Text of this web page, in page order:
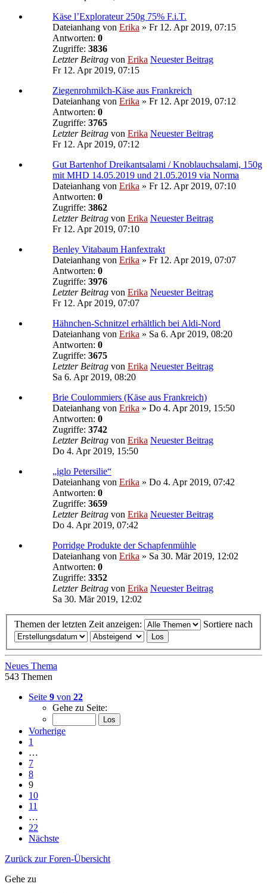
Käse l’Explorateur 250g 75% F.i.T.
Dateianhang von Erika » Fr 12. Apr 2019, 07:15
Antworten: 0
Zugriffe: 3836
Letzter Beitrag von Erika Neuester Beitrag
Fr 12. Apr 2019, 07:15
Ziegenrohmilch-Käse aus Frankreich
Dateianhang von Erika » Fr 12. Apr 2019, 07:12
Antworten: 0
Zugriffe: 3765
Letzter Beitrag von Erika Neuester Beitrag
Fr 12. Apr 2019, 07:12
Gut Bartenhof Dreikantsalami / Knoblauchsalami, 150g
mit MHD 14.05.2019 und 21.05.2019 via Norma
Dateianhang von Erika » Fr 12. Apr 2019, 07:10
Antworten: 0
Zugriffe: 3862
Letzter Beitrag von Erika Neuester Beitrag
Fr 12. Apr 2019, 07:10
Benley Vitabaum Hanfextrakt
Dateianhang von Erika » Fr 12. Apr 2019, 07:07
Antworten: 0
Zugriffe: 3976
Letzter Beitrag von Erika Neuester Beitrag
Fr 12. Apr 2019, 07:07
Hähnchen-Schnitzel erhältlich bei Aldi-Nord
Dateianhang von Erika » Sa 6. Apr 2019, 08:20
Antworten: 0
Zugriffe: 3675
Letzter Beitrag von Erika Neuester Beitrag
Sa 6. Apr 2019, 08:20
Brie Coulommiers (Käse aus Frankreich)
Dateianhang von Erika » Do 4. Apr 2019, 15:50
Antworten: 0
Zugriffe: 3742
Letzter Beitrag von Erika Neuester Beitrag
Do 4. Apr 2019, 15:50
„iglo Petersilie“
Dateianhang von Erika » Do 4. Apr 2019, 07:42
Antworten: 0
Zugriffe: 3659
Letzter Beitrag von Erika Neuester Beitrag
Do 4. Apr 2019, 07:42
Porridge Produkte der Schapfenmühle
Dateianhang von Erika » Sa 30. Mär 2019, 12:02
Antworten: 0
Zugriffe: 3352
Letzter Beitrag von Erika Neuester Beitrag
Sa 30. Mär 2019, 12:02
Themen der letzten Zeit anzeigen: Sortiere nach
Neues Thema
543 Themen
Seite 9 von 22
Gehe zu Seite:
Vorherige
1
…
7
8
9
10
11
…
22
Nächste
Zurück zur Foren-Übersicht
Gehe zu